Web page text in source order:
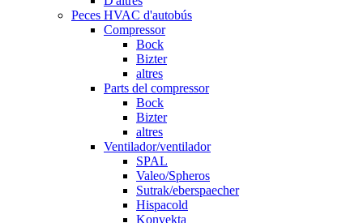
Peces HVAC d'autobús
Compressor
Bock
Bizter
altres
Parts del compressor
Bock
Bizter
altres
Ventilador/ventilador
SPAL
Valeo/Spheros
Sutrak/eberspaecher
Hispacold
Konvekta